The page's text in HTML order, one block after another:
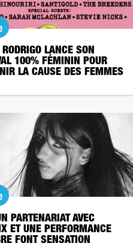
LANCE SON
100% FÉMININ POUR
LA CAUSE DES FEMMES
PARTENARIAT AVEC
ET UNE PERFORMANCE
FONT SENSATION